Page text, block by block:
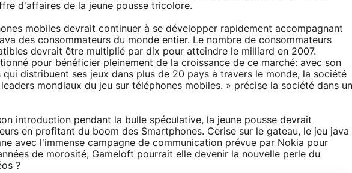
d'affaires de la jeune pousse tricolore.
mobiles devrait continuer à se développer rapidement accompagnant
des consommateurs du monde entier. Le nombre de consommateurs
devrait être multiplié par dix pour atteindre le milliard en 2007.
pour bénéficier pleinement de la croissance de ce marché: avec son
distribuent ses jeux dans plus de 20 pays à travers le monde, la société
mondiaux du jeu sur téléphones mobiles. » précise la société dans un
introduction pendant la bulle spéculative, la jeune pousse devrait
en profitant du boom des Smartphones. Cerise sur le gateau, le jeu java
avec l'immense campagne de communication prévue par Nokia pour
de morosité, Gameloft pourrait elle devenir la nouvelle perle du
?